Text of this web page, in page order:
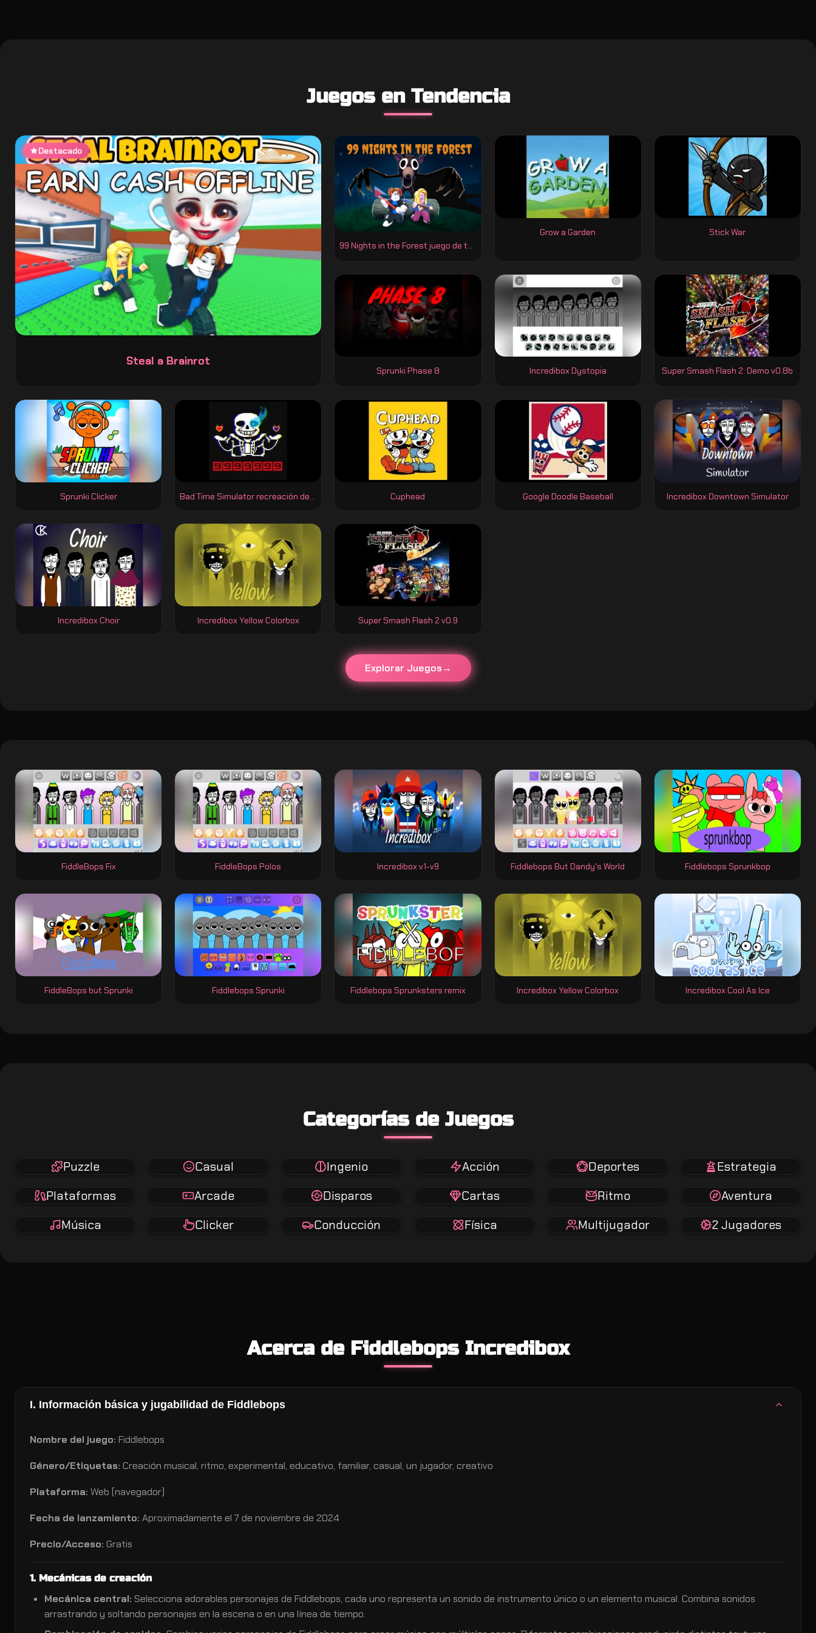
Juegos en Tendencia
Destacado
Steal a Brainrot
Grow a Garden Stick War
Sprunki Phase 8 Incredibox Dystopia Super Smash Flash 2: Demo v0.8b
Sprunki Clicker Bad Time Simulator recreación del combate con Sans Cuphead Google Doodle Baseball Incredibox Downtown Simulator
Incredibox Choir Incredibox Yellow Colorbox Super Smash Flash 2 v0.9
Explorar Juegos
FiddleBops Fix FiddleBops Polos Incredibox v1-v9 Fiddlebops But Dandy's World Fiddlebops Sprunkbop
FiddleBops but Sprunki Fiddlebops Sprunki Fiddlebops Sprunksters remix Incredibox Yellow Colorbox Incredibox Cool As Ice
Categorías de Juegos
Puzzle Casual Ingenio Acción Deportes
Estrategia
Plataformas
Arcade Disparos Cartas Ritmo
Aventura
Música
Clicker Conducción Física Multijugador 2 Jugadores
Acerca de Fiddlebops Incredibox
I. Información básica y jugabilidad de Fiddlebops
Nombre del juego: Fiddlebops
Género/Etiquetas: Creación musical, ritmo, experimental, educativo, familiar, casual, un jugador, creativo
Plataforma: Web (navegador)
Fecha de lanzamiento: Aproximadamente el 7 de noviembre de 2024
Precio/Acceso: Gratis
1. Mecánicas de creación
Mecánica central: Selecciona adorables personajes de Fiddlebops, cada uno representa un sonido de instrumento único o un elemento musical. Combina sonidos
arrastrando y soltando personajes en la escena o en una línea de tiempo.